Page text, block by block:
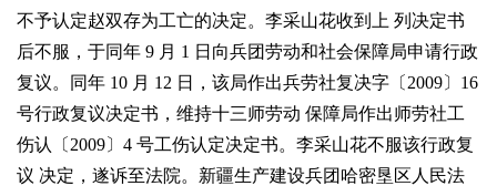
不予认定赵双存为工亡的决定。李采山花收到上 列决定书
后不服，于同年 9 月 1 日向兵团劳动和社会保障局申请行政
复议。同年 10 月 12 日，该局作出兵劳社复决字〔 2009〕 16
号行政复议决定书，维持十三师劳动 保障局作出师劳社工
伤认〔 2009〕 4 号工伤认定决定书。李采山花不服该行政复
议 决定，遂诉至法院。新疆生产建设兵团哈密垦区人民法